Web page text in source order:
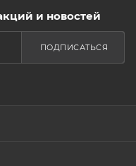
и новостей
ПОДПИСАТЬСЯ